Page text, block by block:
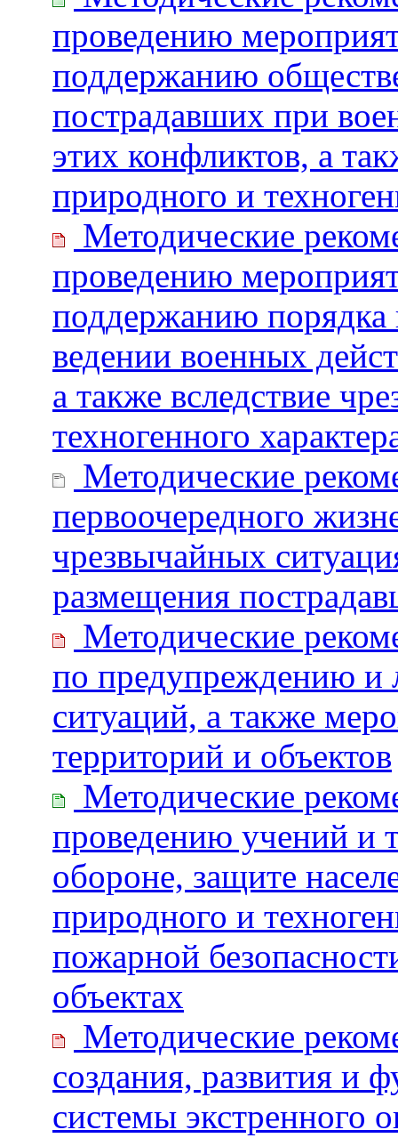
проведению
поддержанию
пострадавших при
этих конфликтов, а
природного и
Методические
проведению
поддержанию порядка
ведении военных
а также вследствие
техногенного
Методические
первоочередного
чрезвычайных
размещения
Методические
по предупреждению и
ситуаций, а также
территорий и объектов
Методические
проведению учений и
обороне, защите
природного и
пожарной
объектах
Методические
создания, развития и
системы экстренного